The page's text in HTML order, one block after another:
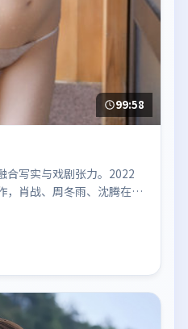
99:58
合写实与戏剧张力。2022
，肖战、周冬雨、沈腾在片
统一，配乐与剪辑强化了情